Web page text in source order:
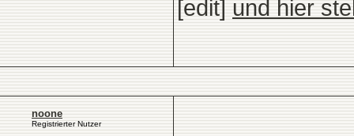
[edit] und hier
noone
Registrierter Nutzer